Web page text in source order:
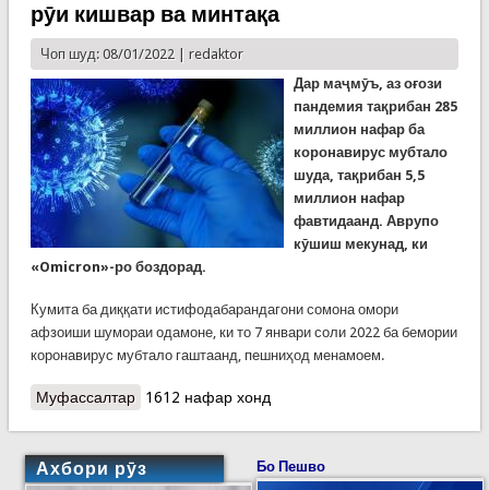
рӯи кишвар ва минтақа
Чоп шуд: 08/01/2022 | redaktor
Дар маҷмӯъ, аз оғози
пандемия тақрибан 285
миллион нафар ба
коронавирус мубтало
шуда, тақрибан 5,5
миллион нафар
фавтидаанд. Аврупо
кӯшиш мекунад, ки
«Omicron»-ро боздорад.
Кумита ба диққати истифодабарандагони сомона омори
афзоиши шумораи одамоне, ки то 7 январи соли 2022 ба бемории
коронавирус мубтало гаштаанд, пешниҳод менамоем.
Муфассалтаро Коронавирус дар ҷаҳон: маълумот аз рӯи
1612 нафар хонд
Ахбори рӯз Бо Пешво